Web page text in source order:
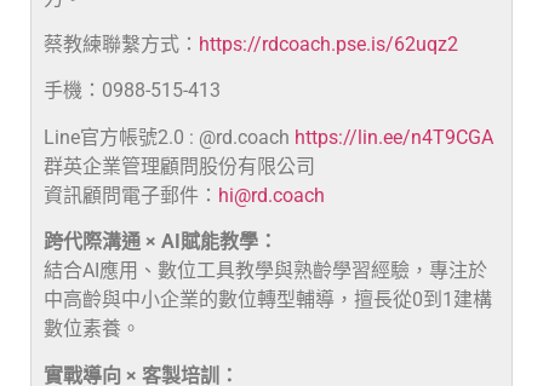
蔡教練聯繫方式： https://rdcoach.pse.is/62uqz2
手機：0988-515-413
Line官方帳號2.0 : @rd.coach https://lin.ee/n4T9CGA
群英企業管理顧問股份有限公司
資訊顧問電子郵件： hi@rd.coach
跨代際溝通 × AI賦能教學：
結合AI應用、數位工具教學與熟齡學習經驗，專注於
中高齡與中小企業的數位轉型輔導，擅長從0到1建構
數位素養。
實戰導向 × 客製培訓：